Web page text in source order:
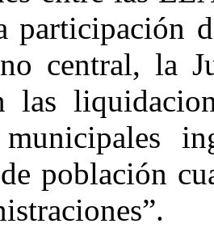
participación
central, la
las
municipales
población